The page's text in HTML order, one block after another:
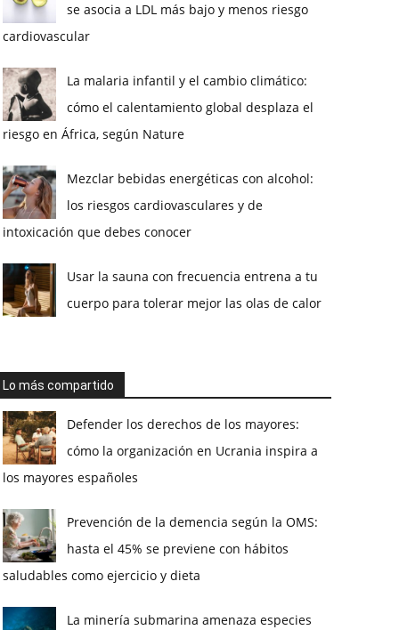
se asocia a LDL más bajo y menos riesgo
cardiovascular
La malaria infantil y el cambio climático:
cómo el calentamiento global desplaza el
riesgo en África, según Nature
Mezclar bebidas energéticas con alcohol:
los riesgos cardiovasculares y de
intoxicación que debes conocer
Usar la sauna con frecuencia entrena a tu
cuerpo para tolerar mejor las olas de calor
Lo más compartido
Defender los derechos de los mayores:
cómo la organización en Ucrania inspira a
los mayores españoles
Prevención de la demencia según la OMS:
hasta el 45% se previene con hábitos
saludables como ejercicio y dieta
La minería submarina amenaza especies